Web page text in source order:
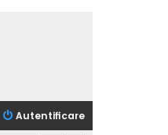
Autentificare